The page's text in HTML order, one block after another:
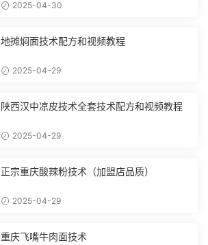
2025-04-30
地摊焖面技术配方和视频教程
2025-04-29
陕西汉中凉皮技术全套技术配方和视频教程
2025-04-29
正宗重庆酸辣粉技术（加盟店品质）
2025-04-29
重庆飞嘴牛肉面技术